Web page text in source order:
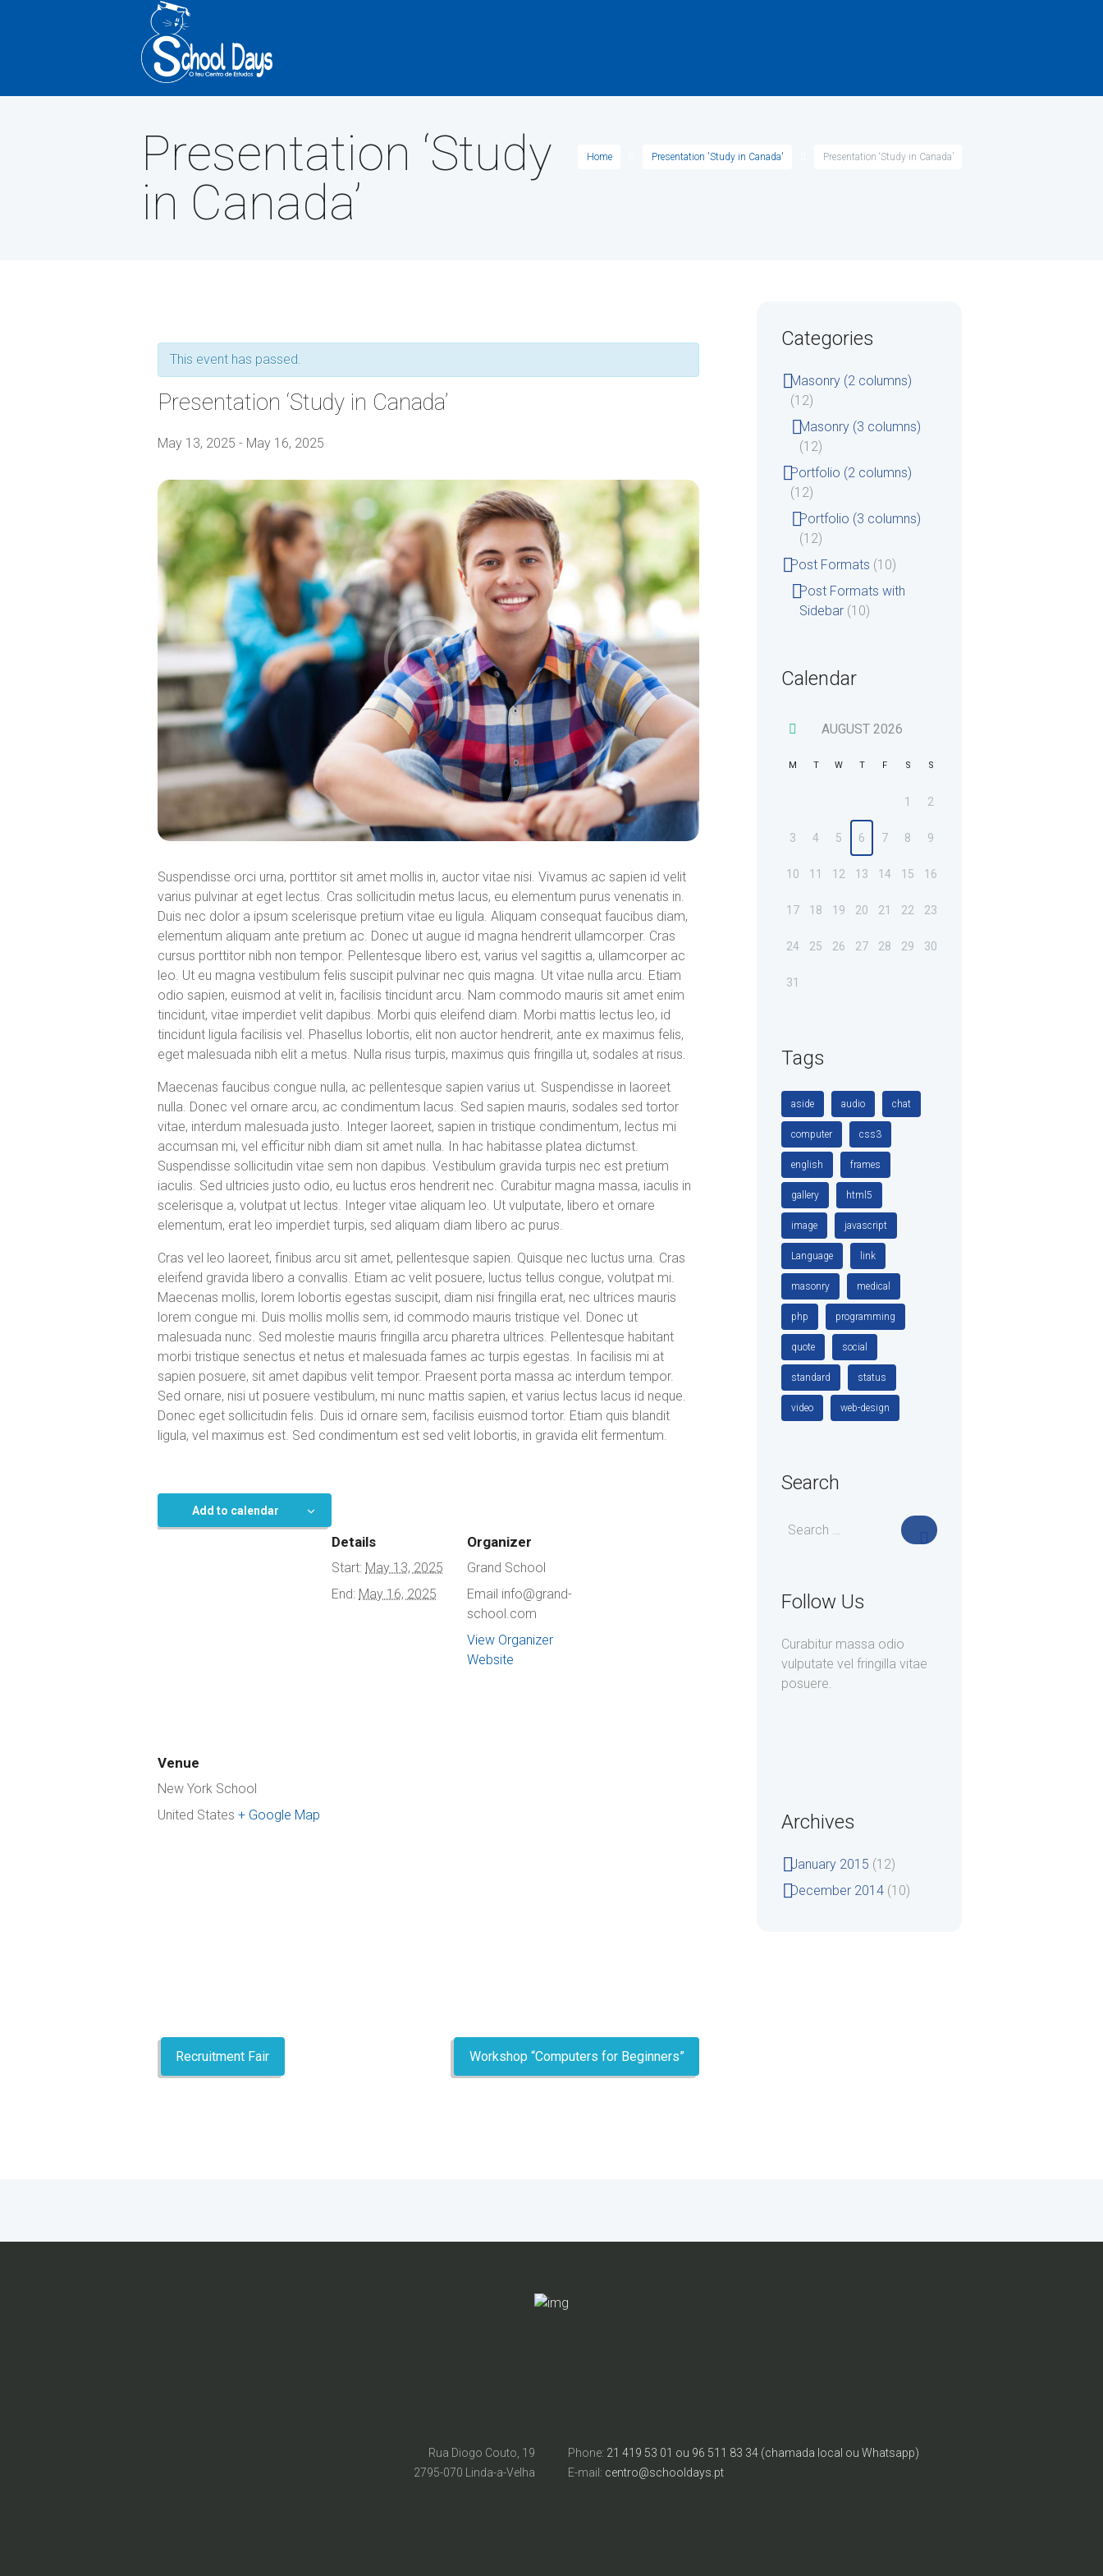
Home Presentation 'Study in Canada' Presentation ‘Study in Canada’
Presentation ‘Study
in Canada’
This event has passed.
Presentation ‘Study in Canada’
May 13, 2025 - May 16, 2025
Suspendisse orci urna, porttitor sit amet mollis in, auctor vitae nisi. Vivamus ac sapien id velit
varius pulvinar at eget lectus. Cras sollicitudin metus lacus, eu elementum purus venenatis in.
Duis nec dolor a ipsum scelerisque pretium vitae eu ligula. Aliquam consequat faucibus diam,
elementum aliquam ante pretium ac. Donec ut augue id magna hendrerit ullamcorper. Cras
cursus porttitor nibh non tempor. Pellentesque libero est, varius vel sagittis a, ullamcorper ac
leo. Ut eu magna vestibulum felis suscipit pulvinar nec quis magna. Ut vitae nulla arcu. Etiam
odio sapien, euismod at velit in, facilisis tincidunt arcu. Nam commodo mauris sit amet enim
tincidunt, vitae imperdiet velit dapibus. Morbi quis eleifend diam. Morbi mattis lectus leo, id
tincidunt ligula facilisis vel. Phasellus lobortis, elit non auctor hendrerit, ante ex maximus felis,
eget malesuada nibh elit a metus. Nulla risus turpis, maximus quis fringilla ut, sodales at risus.
Maecenas faucibus congue nulla, ac pellentesque sapien varius ut. Suspendisse in laoreet
nulla. Donec vel ornare arcu, ac condimentum lacus. Sed sapien mauris, sodales sed tortor
vitae, interdum malesuada justo. Integer laoreet, sapien in tristique condimentum, lectus mi
accumsan mi, vel efficitur nibh diam sit amet nulla. In hac habitasse platea dictumst.
Suspendisse sollicitudin vitae sem non dapibus. Vestibulum gravida turpis nec est pretium
iaculis. Sed ultricies justo odio, eu luctus eros hendrerit nec. Curabitur magna massa, iaculis in
scelerisque a, volutpat ut lectus. Integer vitae aliquam leo. Ut vulputate, libero et ornare
elementum, erat leo imperdiet turpis, sed aliquam diam libero ac purus.
Cras vel leo laoreet, finibus arcu sit amet, pellentesque sapien. Quisque nec luctus urna. Cras
eleifend gravida libero a convallis. Etiam ac velit posuere, luctus tellus congue, volutpat mi.
Maecenas mollis, lorem lobortis egestas suscipit, diam nisi fringilla erat, nec ultrices mauris
lorem congue mi. Duis mollis mollis sem, id commodo mauris tristique vel. Donec ut
malesuada nunc. Sed molestie mauris fringilla arcu pharetra ultrices. Pellentesque habitant
morbi tristique senectus et netus et malesuada fames ac turpis egestas. In facilisis mi at
sapien posuere, sit amet dapibus velit tempor. Praesent porta massa ac interdum tempor.
Sed ornare, nisi ut posuere vestibulum, mi nunc mattis sapien, et varius lectus lacus id neque.
Donec eget sollicitudin felis. Duis id ornare sem, facilisis euismod tortor. Etiam quis blandit
ligula, vel maximus est. Sed condimentum est sed velit lobortis, in gravida elit fermentum.
Add to calendar
Details
Start: May 13, 2025
End: May 16, 2025
Organizer
Grand School
Email info@grand-
school.com
View Organizer
Website
Venue
New York School
United States + Google Map
Recruitment Fair Workshop “Computers for Beginners”
Categories
Masonry (2 columns)
(12)
Masonry (3 columns)
(12)
Portfolio (2 columns)
(12)
Portfolio (3 columns)
(12)
Post Formats (10)
Post Formats with
Sidebar (10)
Calendar
AUGUST 2026
M T W T F S S
1 2
3 4 5 6 7 8 9
10 11 12 13 14 15 16
17 18 19 20 21 22 23
24 25 26 27 28 29 30
31
Tags
aside audio chat
computer css3
english frames
gallery html5
image javascript
Language link
masonry medical
php programming
quote social
standard status
video web-design
Search
Follow Us
Curabitur massa odio
vulputate vel fringilla vitae
posuere.
Archives
January 2015 (12)
December 2014 (10)
Phone: 21 419 53 01 ou 96 511 83 34 (chamada local ou Whatsapp)
E-mail: centro@schooldays.pt
Rua Diogo Couto, 19
2795-070 Linda-a-Velha